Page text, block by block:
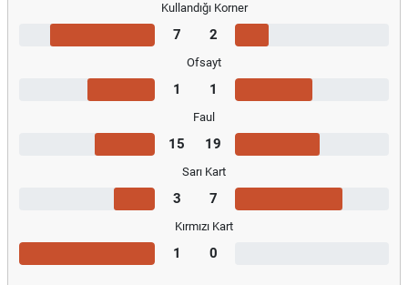
Kullandığı Korner
7 2
Ofsayt
1 1
Faul
15 19
Sarı Kart
3 7
Kırmızı Kart
1 0